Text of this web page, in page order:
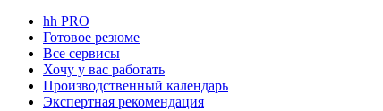
hh PRO
Готовое резюме
Все сервисы
Хочу у вас работать
Производственный календарь
Экспертная рекомендация